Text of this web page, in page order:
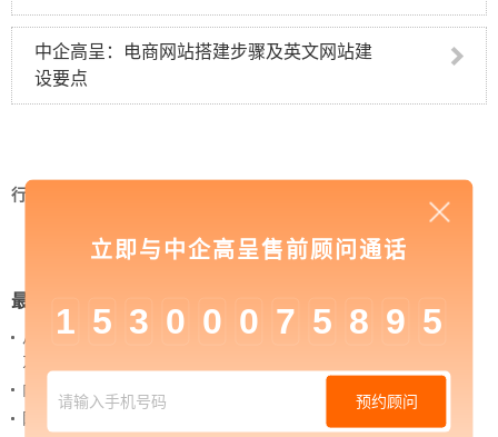
中企高呈：电商网站搭建步骤及英文网站建
设要点
行业资讯
最新新闻
从 “黑神话：悟空” 的成功，看企业网站如何撬动品牌
力量
内容管理：媒体资讯网站搭建的隐藏大BOSS
网站进化的终极形态，你了解吗？
立即与中企高呈售前顾问通话
1 5 3 0 0 0 7 5 8 9 5
预约顾问